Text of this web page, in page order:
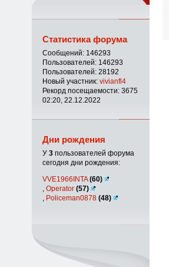
Статистика форума
Сообщений: 146293
Пользователей: 146293
Пользователей: 28192
Новый участник: vivianfl4
Рекорд посещаемости: 3675
02:20, 22.12.2022
Дни рождения
У 3пользователей форума
сегодня дни рождения:
VVE1966INTA(60)
Operator (57)
Policeman0878 (48)